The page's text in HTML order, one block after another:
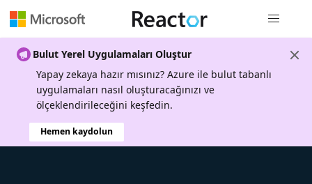
Bulut Yerel Uygulamaları Oluştur
Yapay zekaya hazır mısınız? Azure ile bulut tabanlı
uygulamaları nasıl oluşturacağınızı ve
ölçeklendirileceğini keşfedin.
Hemen kaydolun